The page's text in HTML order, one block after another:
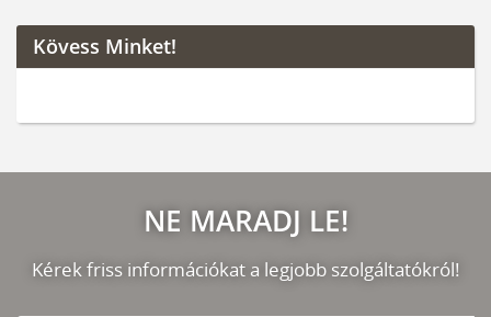
Kövess Minket!
NE MARADJ LE!
Kérek friss információkat a legjobb szolgáltatókról!